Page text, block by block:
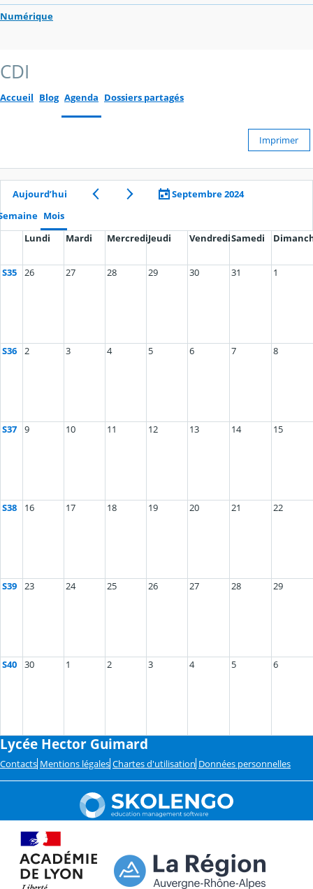
Numérique
CDI
Accueil Blog Agenda Dossiers partagés
Imprimer
Aujourd’hui
Septembre 2024
Mois
Lundi
Mardi MercrediJeudi VendrediSamedi
S35 26 27 28 29 30 31 1
S36 2 3 4 5 6 7 8
S37 9 10 11 12 13 14 15
S38 16 17 18 19 20 21 22
S39 23 24 25 26 27 28 29
S40 30 1 2 3 4 5 6
Lycée Hector Guimard
Contacts Mentions légales Chartes d'utilisation Données personnelles